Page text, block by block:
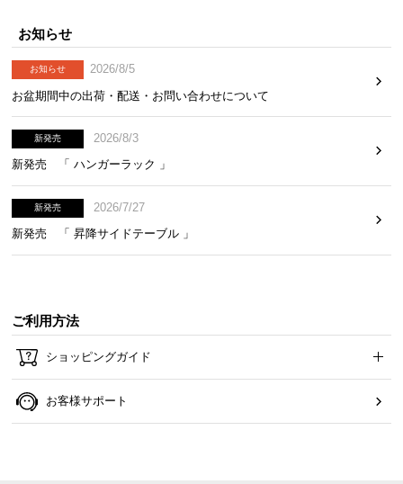
平行配列によるソフトな寝心地
お知らせ
お知らせ
2026/8/5
お盆期間中の出荷・配送・お問い合わせについて
新発売
2026/8/3
新発売 「 ハンガーラック 」
新発売
2026/7/27
新発売 「 昇降サイドテーブル 」
ご利用方法
ショッピングガイド
お客様サポート